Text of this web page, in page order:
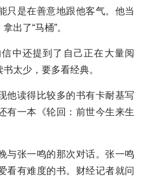
只是在善意地跟他客气。他当
出了“马桶”。
中还提到了自己正在大量阅
太少，要多看经典。
他读得比较多的书有卡耐基写
有一本《轮回：前世今生来生
与张一鸣的那次对话。张一鸣
看有难度的书。财经记者就问